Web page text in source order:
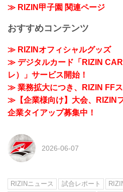
≫ RIZIN甲子園 関連ページ
おすすめコンテンツ
≫ RIZINオフィシャルグッズ
≫ デジタルカード「RIZIN
レ）」サービス開始！
≫ 業務拡大につき、RIZIN FFス
≫【企業様向け】大会、RIZIN
企業タイアップ募集中！
2026-06-07
RIZINニュース 試合レポート